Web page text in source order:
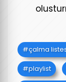
çalma
playlist